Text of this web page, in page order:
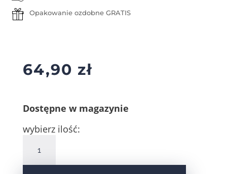
Opakowanie ozdobne GRATIS
64,90 zł
Dostępne w magazynie
wybierz ilość:
Srebrne
kolczyki